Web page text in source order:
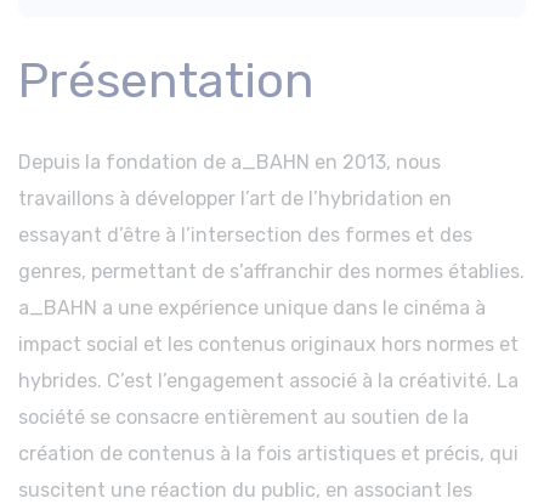
Présentation
Depuis la fondation de a_BAHN en 2013, nous
travaillons à développer l’art de l’hybridation en
essayant d’être à l’intersection des formes et des
genres, permettant de s’affranchir des normes établies.
a_BAHN a une expérience unique dans le cinéma à
impact social et les contenus originaux hors normes et
hybrides. C’est l’engagement associé à la créativité. La
société se consacre entièrement au soutien de la
création de contenus à la fois artistiques et précis, qui
suscitent une réaction du public, en associant les